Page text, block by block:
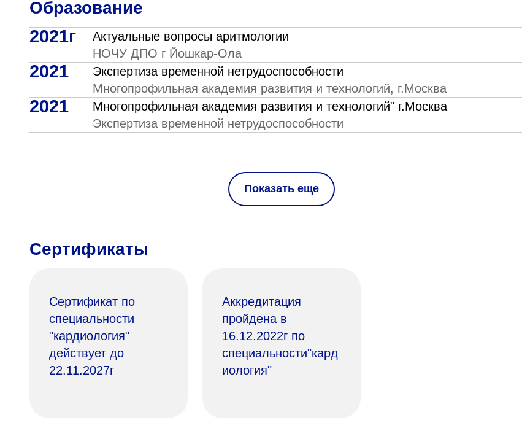
Образование
2021г
Актуальные вопросы аритмологии
НОЧУ ДПО г Йошкар-Ола
2021
Экспертиза временной нетрудоспособности
Многопрофильная академия развития и технологий, г.Москва
2021
Многопрофильная академия развития и технологий" г.Москва
Экспертиза временной нетрудоспособности
Показать еще
Сертификаты
Сертификат по
специальности
"кардиология"
действует до
22.11.2027г
Аккредитация
пройдена в
16.12.2022г по
специальности"кард
иология"